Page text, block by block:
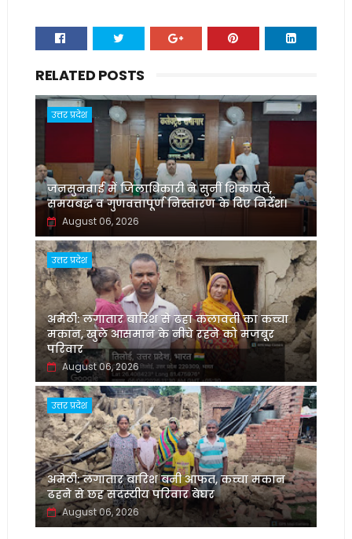
RELATED POSTS
उत्तर प्रदेश
जनसुनवाई में जिलाधिकारी ने सुनीं शिकायतें,
समयबद्ध व गुणवत्तापूर्ण निस्तारण के दिए निर्देश।
August 06, 2026
उत्तर प्रदेश
अमेठी: लगातार बारिश से ढहा कलावती का कच्चा
मकान, खुले आसमान के नीचे रहने को मजबूर
परिवार
August 06, 2026
उत्तर प्रदेश
अमेठी: लगातार बारिश बनी आफत, कच्चा मकान
ढहने से छह सदस्यीय परिवार बेघर
August 06, 2026